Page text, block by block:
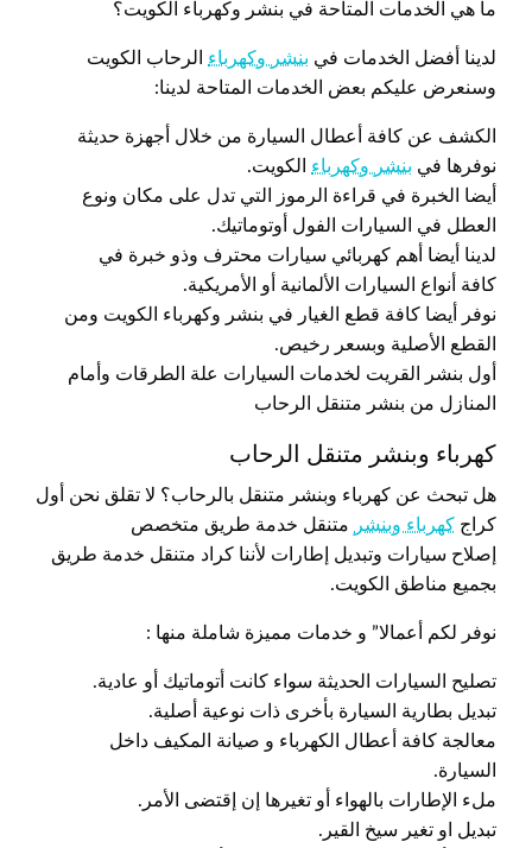
ما هي الخدمات المتاحة في بنشر وكهرباء الكويت؟
لدينا أفضل الخدمات في بنشر وكهرباء الرحاب الكويت
وسنعرض عليكم بعض الخدمات المتاحة لدينا:
الكشف عن كافة أعطال السيارة من خلال أجهزة حديثة
نوفرها في بنشر وكهرباء الكويت.
أيضا الخبرة في قراءة الرموز التي تدل على مكان ونوع
العطل في السيارات الفول أوتوماتيك.
لدينا أيضا أهم كهربائي سيارات محترف وذو خبرة في
كافة أنواع السيارات الألمانية أو الأمريكية.
نوفر أيضا كافة قطع الغيار في بنشر وكهرباء الكويت ومن
القطع الأصلية وبسعر رخيص.
أول بنشر القريت لخدمات السيارات علة الطرقات وأمام
المنازل من بنشر متنقل الرحاب
كهرباء وبنشر متنقل الرحاب
هل تبحث عن كهرباء وبنشر متنقل بالرحاب؟ لا تقلق نحن أول
كراج كهرباء وبنشر
متنقل خدمة طريق متخصص
إصلاح سيارات وتبديل إطارات لأننا كراد متنقل خدمة طريق
بجميع مناطق الكويت.
نوفر لكم أعمالا” و خدمات مميزة شاملة منها :
تصليح السيارات الحديثة سواء كانت أتوماتيك أو عادية.
تبديل بطارية السيارة بأخرى ذات نوعية أصلية.
معالجة كافة أعطال الكهرباء و صيانة المكيف داخل
السيارة.
ملء الإطارات بالهواء أو تغيرها إن إقتضى الأمر.
تبديل او تغير سيخ القير.